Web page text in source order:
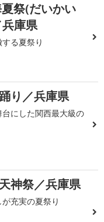
祭(だいかい
庫県
る夏祭り
り／兵庫県
にした関西最大級の
神祭／兵庫県
充実の夏祭り